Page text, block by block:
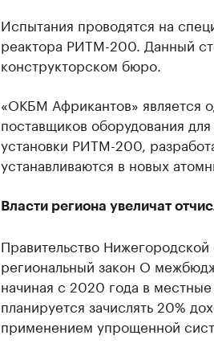
Испытания проводятся на
реактора РИТМ-200. Данный
конструкторском бюро.
«ОКБМ Африкантов» является
поставщиков оборудования
установки РИТМ-200,
устанавливаются в новых
Власти региона увеличат
Правительство Нижегородской
региональный закон О
начиная с 2020 года в
планируется зачислять 20%
применением упрощенной